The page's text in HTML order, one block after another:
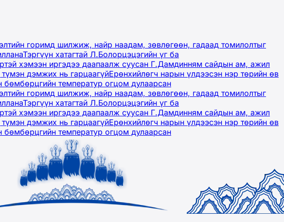
горимд шилжиж, найр наадам, зөвлөгөөн, гадаад томилолтыг
Тэргүүн хатагтай Л.Болорцэцэгийн үг ба
хэмээн иргэдээ даапаалж суусан Г.Дамдинням сайдын ам, ажил
дэмжих нь гарцаагүйЕрөнхийлөгч нарын үлдээсэн нэр төрийн өв
температур огцом дулаарсан
горимд шилжиж, найр наадам, зөвлөгөөн, гадаад томилолтыг
Тэргүүн хатагтай Л.Болорцэцэгийн үг ба
хэмээн иргэдээ даапаалж суусан Г.Дамдинням сайдын ам, ажил
дэмжих нь гарцаагүйЕрөнхийлөгч нарын үлдээсэн нэр төрийн өв
температур огцом дулаарсан